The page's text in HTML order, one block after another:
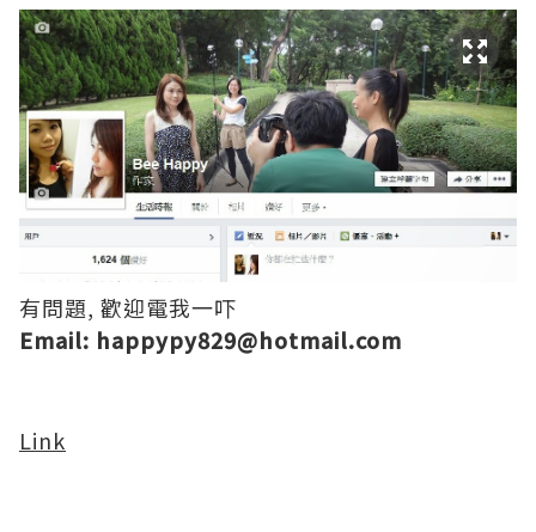
有問題, 歡迎電我一吓
Email: happypy829@hotmail.com
Link